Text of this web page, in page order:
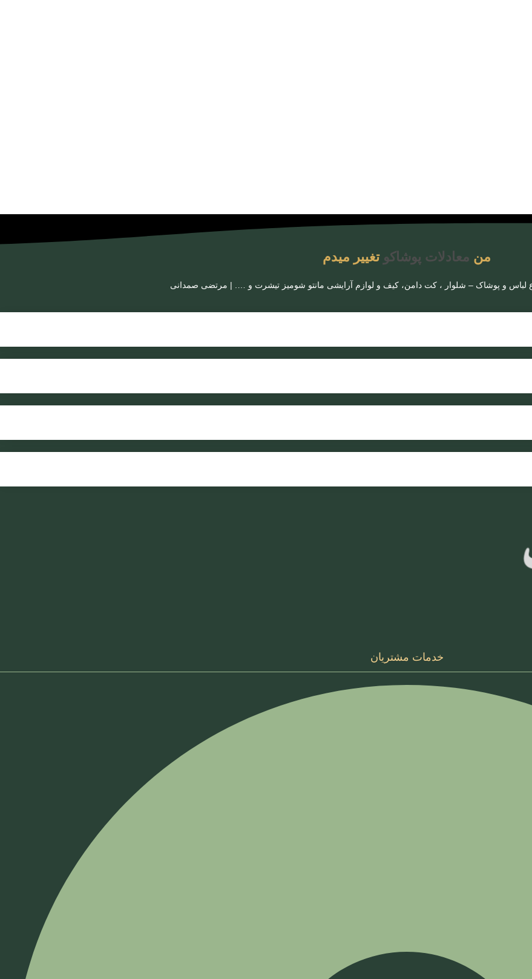
من معادلات پوشاکو تغییر میدم
لباس‌ و پوشاک – شلوار ، کت دامن، کیف و لوازم آرایشی مانتو شومیز تیشرت و …. | مرتضی صمدانی
خدمات مشتریان